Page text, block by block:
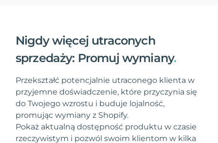
Nigdy więcej utraconych
sprzedaży: Promuj wymiany.
Przekształć potencjalnie utraconego klienta w
przyjemne doświadczenie, które przyczynia się
do Twojego wzrostu i buduje lojalność,
promując wymiany z Shopify.
Pokaż aktualną dostępność produktu w czasie
rzeczywistym i pozwól swoim klientom w kilka